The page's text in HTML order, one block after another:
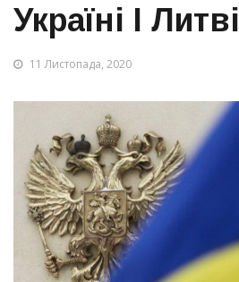
Україні І Литві
11 Листопада, 2020